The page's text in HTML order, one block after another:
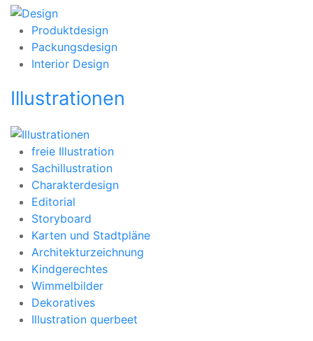
Produktdesign
Packungsdesign
Interior Design
Illustrationen
freie Illustration
Sachillustration
Charakterdesign
Editorial
Storyboard
Karten und Stadtpläne
Architekturzeichnung
Kindgerechtes
Wimmelbilder
Dekoratives
Illustration querbeet